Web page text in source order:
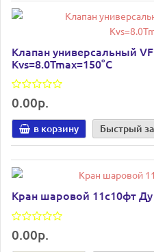
Клапан универсальный
Kvs=8.0Tmax=150°С
0.00р.
в корзину Быстрый
Кран шаровой 11с10фт
0.00р.